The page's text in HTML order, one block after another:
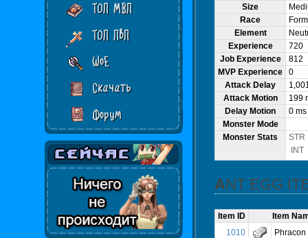
ТОП МВП
ТОП ПвП
WoE
Скачать
Форум
Size
Race
Element
Experience
720
Job Experience
812
MVP Experience
0
Attack Delay
Attack Motion
199
Delay Motion
0 ms
Monster Mode
Monster Stats
STR
INT
ANT EGG
Item ID
Item
1010
Phracon